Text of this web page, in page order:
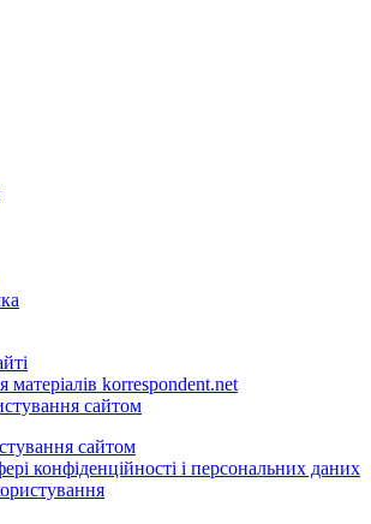
матеріалів korrespondent.net
сайтом
сайтом
конфіденційності і персональних даних